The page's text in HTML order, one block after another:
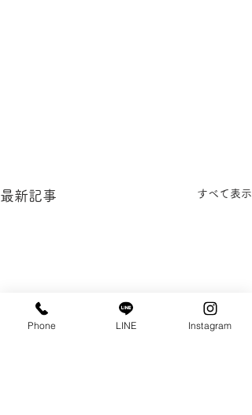
最新記事 すべて表示
Phone LINE Instagram